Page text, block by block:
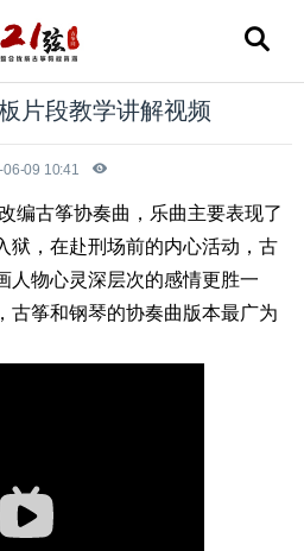
片段教学讲解视频
09 10:41
古筝协奏曲，乐曲主要表现了
狱，在赴刑场前的内心活动，古
人物心灵深层次的感情更胜一
古筝和钢琴的协奏曲版本最广为